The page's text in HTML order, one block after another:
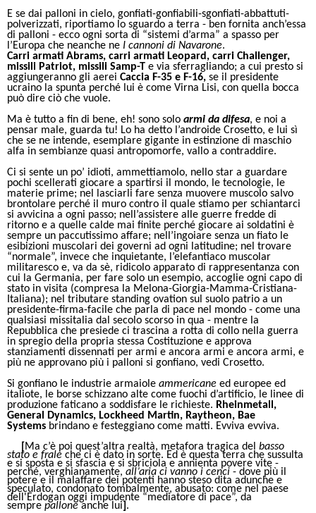
E se dai palloni in cielo, gonfiati-gonfiabili-sgonfiati-abbattuti-
polverizzati, riportiamo lo sguardo a terra - ben fornita anch’essa
di palloni - ecco ogni sorta di “sistemi d’arma” a spasso per
l’Europa che neanche ne I cannoni di Navarone.
Carri armati Abrams, carri armati Leopard, carri Challenger,
missili Patriot, missili Samp-T e via sferragliando; a cui presto si
aggiungeranno gli aerei Caccia F-35 e F-16, se il presidente
ucraino la spunta perché lui è come Virna Lisi, con quella bocca
può dire ciò che vuole.
Ma è tutto a fin di bene, eh! sono solo armi da difesa, e noi a
pensar male, guarda tu! Lo ha detto l’androide Crosetto, e lui sì
che se ne intende, esemplare gigante in estinzione di maschio
alfa in sembianze quasi antropomorfe, vallo a contraddire.
Ci si sente un po’ idioti, ammettiamolo, nello star a guardare
pochi scellerati giocare a spartirsi il mondo, le tecnologie, le
materie prime; nel lasciarli fare senza muovere muscolo salvo
brontolare perché il muro contro il quale stiamo per schiantarci
si avvicina a ogni passo; nell’assistere alle guerre fredde di
ritorno e a quelle calde mai finite perché giocare ai soldatini è
sempre un paccutissimo affare; nell’ingoiare senza un fiato le
esibizioni muscolari dei governi ad ogni latitudine; nel trovare
“normale”, invece che inquietante, l’elefantiaco muscolar
militaresco e, va da sè, ridicolo apparato di rappresentanza con
cui la Germania, per fare solo un esempio, accoglie ogni capo di
stato in visita (compresa la Melona-Giorgia-Mamma-Cristiana-
Italiana); nel tributare standing ovation sul suolo patrio a un
presidente-firma-facile che parla di pace nel mondo - come una
qualsiasi missitalia dal secolo scorso in qua - mentre la
Repubblica che presiede ci trascina a rotta di collo nella guerra
in spregio della propria stessa Costituzione e approva
stanziamenti dissennati per armi e ancora armi e ancora armi, e
più ne approvano più i palloni si gonfiano, vedi Crosetto.
Si gonfiano le industrie armaiole ammericane ed europee ed
italiote, le borse schizzano alte come fuochi d’artificio, le linee di
produzione faticano a soddisfare le richieste. Rheinmetall,
General Dynamics, Lockheed Martin, Raytheon, Bae
Systems brindano e festeggiano come matti. Evviva evviva.
Ma c’è poi quest’altra realtà, metafora tragica del basso
stato e frale che ci è dato in sorte. Ed è questa terra che sussulta
e si sposta e si sfascia e si sbriciola e annienta povere vite -
perché, verghianamente, all’aria ci vanno i cenci - dove più il
potere e il malaffare dei potenti hanno steso dita adunche e
speculato, condonato tombalmente, abusato: come nel paese
dell'Erdogan oggi impudente “mediatore di pace”, da
sempre palloneanche lui .